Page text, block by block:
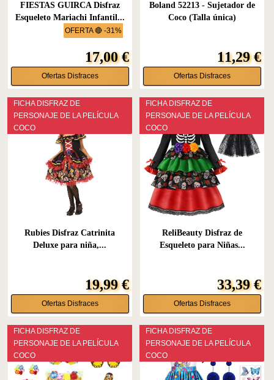
OFERTA 🔴 -31%
FIESTAS GUIRCA Disfraz
Esqueleto Mariachi Infantil...
17,00 €
Ofertas Disfraces
Boland 52213 - Sujetador de
Coco (Talla única)
11,29 €
Ofertas Disfraces
FICHA DISFRAZ DE
PERSONAJE DE LA PELÍCULA
COCO
Rubies Disfraz Catrinita
Deluxe para niña,...
19,99 €
Ofertas Disfraces
FICHA DISFRAZ DE
PERSONAJE DE LA PELÍCULA
COCO
ReliBeauty Disfraz de
Esqueleto para Niñas...
33,39 €
Ofertas Disfraces
FICHA DISFRAZ DE
PERSONAJE DE LA PELÍCULA
COCO
FICHA DISFRAZ DE
PERSONAJE DE LA PELÍCULA
COCO